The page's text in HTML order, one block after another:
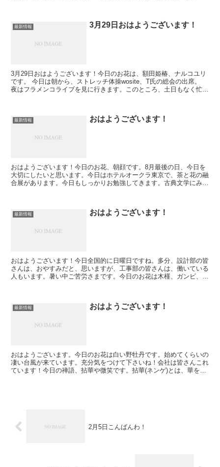
最新情報 3月29日おはようございます！
3月29日おはようございます！今日のお花は、額田姫椿、ナルコユリ
です。 今日は朝から、ストレッチ体操wosite、T氏の総会の出席。
夜はフラメンコライブを見に行きます。このところ、土日もなく忙し
最新情報 おはようございます！
おはようございます！今日のお花、朝顔です。8月最後の日、今日を
大切にしたいと思います。今日はホテルオークラ東京で、茶と花の融
合展があります。今日もしっかりお勉強してきます。古典文学にみる
最新情報 おはようございます！
おはようございます！今日全国的に日曜日ですね。多分、設計部の皆
さんは、おやすみだと、思いますが、工事部の皆さんは、働いている
人もいます。暑い中ご苦労さまです。今日のお花は木槿、ガンビ、蛍
最新情報 おはようございます！
おはようございます。今日のお花は白い野牡丹です。始めてくらいの
凄い台風が来ています。充分気をつけて下さいね！会社は皆さんこれ
ています！今日の禅語、拈華や微笑です。拈華(ネンゲ)とは、華を指
2月5日こんばんわ！